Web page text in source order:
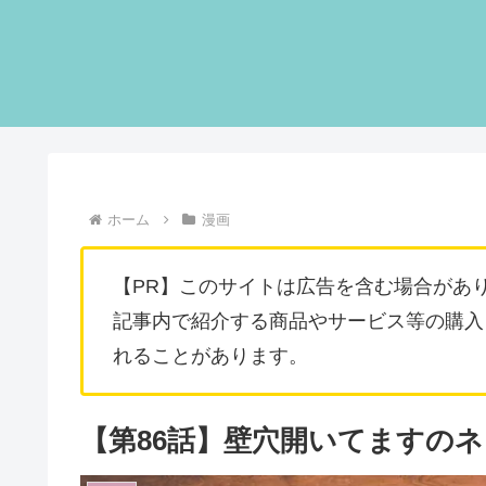
ホーム 漫画
【PR】このサイトは広告を含む場合があ
記事内で紹介する商品やサービス等の購
れることがあります。
【第86話】壁穴開いてますの